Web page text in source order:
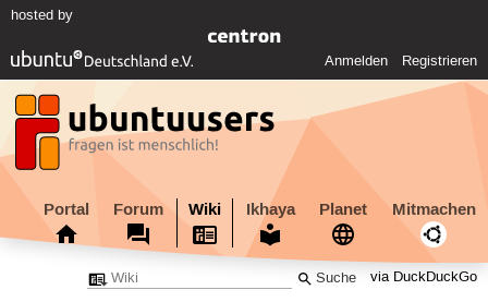
hosted by
Anmelden Registrieren
Portal Forum Wiki Ikhaya Planet Mitmachen
via DuckDuckGo